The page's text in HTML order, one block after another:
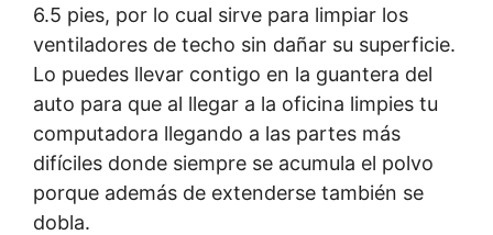
6.5 pies, por lo cual sirve para limpiar los
ventiladores de techo sin dañar su superficie.
Lo puedes llevar contigo en la guantera del
auto para que al llegar a la oficina limpies tu
computadora llegando a las partes más
difíciles donde siempre se acumula el polvo
porque además de extenderse también se
dobla.